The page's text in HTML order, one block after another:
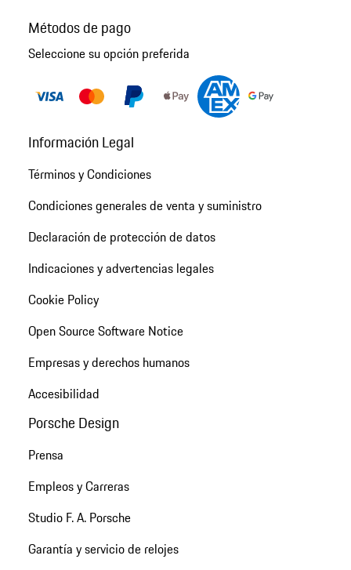
Métodos de pago
Seleccione su opción preferida
Información Legal
Términos y Condiciones
Condiciones generales de venta y suministro
Declaración de protección de datos
Indicaciones y advertencias legales
Cookie Policy
Open Source Software Notice
Empresas y derechos humanos
Accesibilidad
Porsche Design
Prensa
Empleos y Carreras
Studio F. A. Porsche
Garantía y servicio de relojes